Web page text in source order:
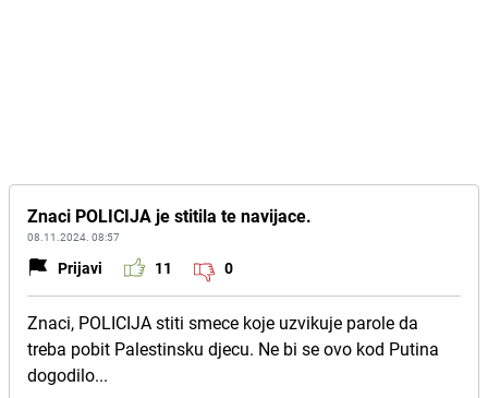
Znaci POLICIJA je stitila te navijace.
08.11.2024. 08:57
Prijavi 11 0
Znaci, POLICIJA stiti smece koje uzvikuje parole da
treba pobit Palestinsku djecu. Ne bi se ovo kod Putina
dogodilo...